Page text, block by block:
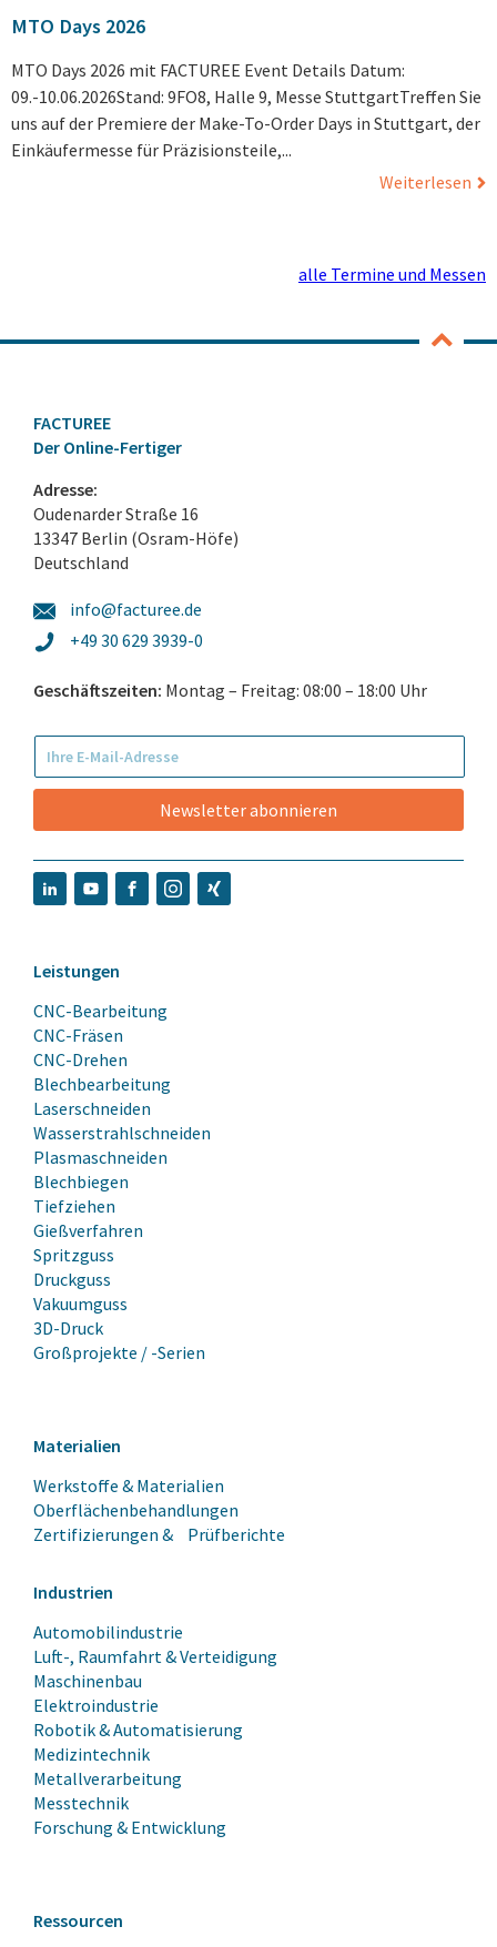
MTO Days 2026
MTO Days 2026 mit FACTUREE Event Details Datum:
09.-10.06.2026Stand: 9FO8, Halle 9, Messe StuttgartTreffen Sie
uns auf der Premiere der Make-To-Order Days in Stuttgart, der
Einkäufermesse für Präzisionsteile,...
Weiterlesen
alle Termine und Messen
FACTUREE
Der Online-Fertiger
Adresse:
Oudenarder Straße 16
13347 Berlin (Osram-Höfe)
Deutschland
info@facturee.de
+49 30 629 3939-0
Geschäftszeiten: Montag – Freitag: 08:00 – 18:00 Uhr
Newsletter abonnieren
Leistungen
CNC-Bearbeitung
CNC-Fräsen
CNC-Drehen
Blechbearbeitung
Laserschneiden
Wasserstrahlschneiden
Plasmaschneiden
Blechbiegen
Tiefziehen
Gießverfahren
Spritzguss
Druckguss
Vakuumguss
3D-Druck
Großprojekte / -Serien
Materialien
Werkstoffe & Materialien
Oberflächenbehandlungen
Zertifizierungen & Prüfberichte
Industrien
Automobilindustrie
Luft-, Raumfahrt & Verteidigung
Maschinenbau
Elektroindustrie
Robotik & Automatisierung
Medizintechnik
Metallverarbeitung
Messtechnik
Forschung & Entwicklung
Ressourcen